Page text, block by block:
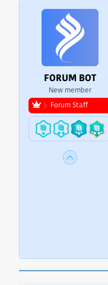
r
FORUM BOT
New member
Forum Staff